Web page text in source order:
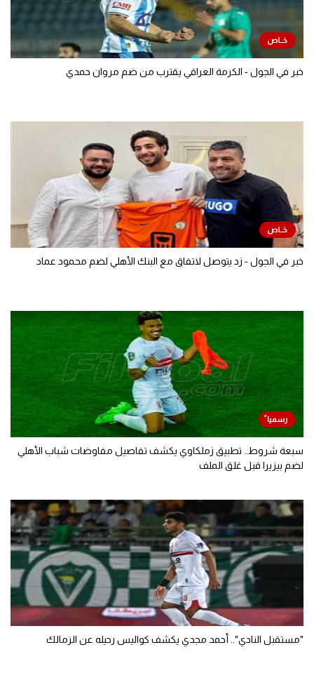
خبر في الجول - الكرمة العراقي يقترب من ضم مروان حمدي
خبر في الجول - زد يتوصل لاتفاق مع البنك الأهلي لضم محمود عماد
سبعة شروط.. تطبيق زملكاوي يكشف تفاصيل مفاوضات شباب الأهلي
لضم بيزيرا قبل غلق الملف
"مستقبل النادي".. أحمد مجدي يكشف كواليس رحيله عن الزمالك